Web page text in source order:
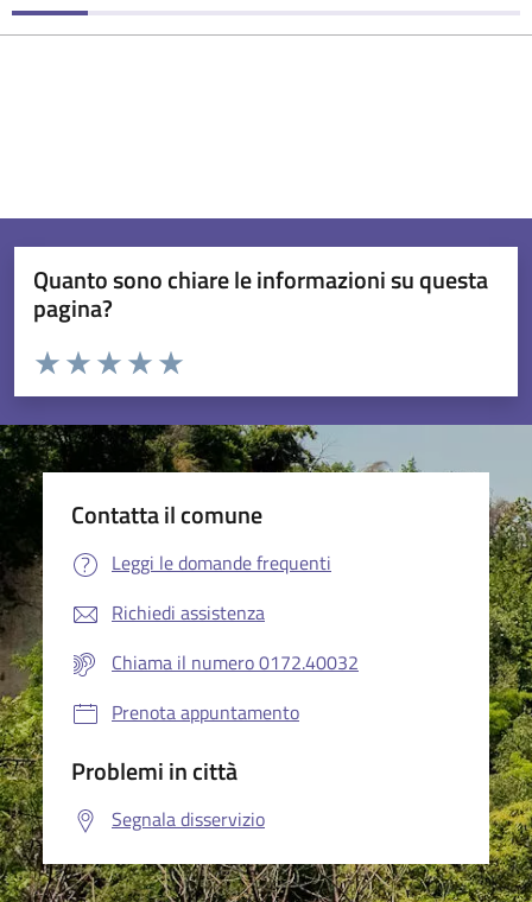
Quanto sono chiare le informazioni su questa
pagina?
Valuta da 1 a 5 stelle la pagina
Valuta 5 stelle su 5
Valuta 4 stelle su 5
Valuta 3 stelle su 5
Valuta 2 stelle su 5
Valuta 1 stelle su 5
Contatta il comune
Leggi le domande frequenti
Richiedi assistenza
Chiama il numero 0172.40032
Prenota appuntamento
Problemi in città
Segnala disservizio